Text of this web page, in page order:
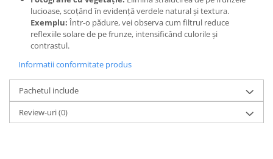
lucioase, scoțând în evidență verdele natural și textura.
Exemplu: Într-o pădure, vei observa cum filtrul reduce
reflexiile solare de pe frunze, intensificând culorile și
contrastul.
Informatii conformitate produs
Pachetul include
Review-uri(0)